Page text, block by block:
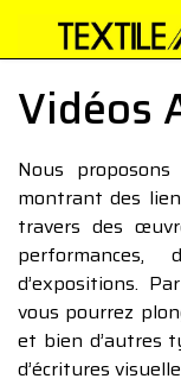
Vidéos
Nous
montrant des
travers des
d’expositions.
vous pourrez
et bien d’autres
d’écritures